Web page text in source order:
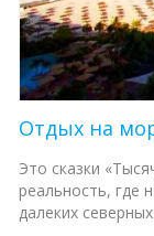
Отдых на
Это сказки
реальность, где
далеких